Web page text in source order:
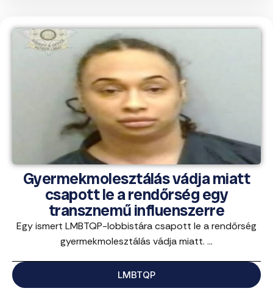
Gyermekmolesztálás vádja miatt
csapott le a rendőrség egy
transznemű influenszerre
Egy ismert LMBTQP-lobbistára csapott le a rendőrség
gyermekmolesztálás vádja miatt. ...
LMBTQP